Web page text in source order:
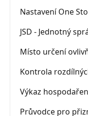
Nastavení One
JSD - Jednotný
Místo určení
Kontrola
Výkaz
Průvodce pro